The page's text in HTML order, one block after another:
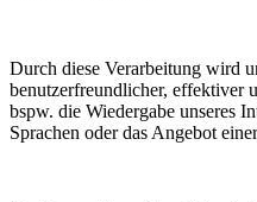
Durch diese Verarbeitung wird
benutzerfreundlicher, effektiver
bspw. die Wiedergabe unseres
Sprachen oder das Angebot